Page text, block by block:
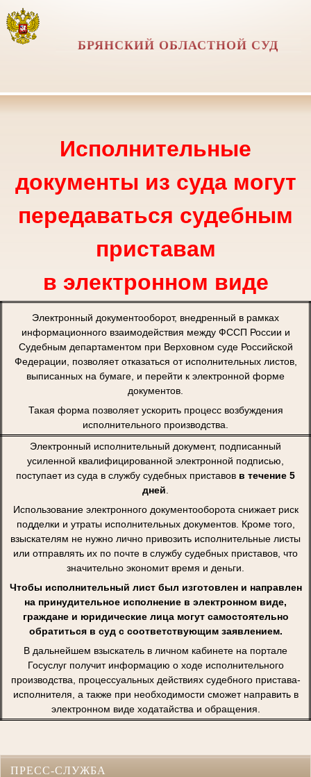
БРЯНСКИЙ ОБЛАСТНОЙ СУД
Исполнительные
документы из суда могут
передаваться судебным
приставам
в электронном виде
Электронный документооборот, внедренный в рамках
информационного взаимодействия между ФССП России и
Судебным департаментом при Верховном суде Российской
Федерации, позволяет отказаться от исполнительных листов,
выписанных на бумаге, и перейти к электронной форме
документов.
Такая форма позволяет ускорить процесс возбуждения
исполнительного производства.
Электронный исполнительный документ, подписанный
усиленной квалифицированной электронной подписью,
поступает из суда в службу судебных приставов в течение 5
дней
Использование электронного документооборота снижает риск
подделки и утраты исполнительных документов. Кроме того,
взыскателям не нужно лично привозить исполнительные листы
или отправлять их по почте в службу судебных приставов, что
значительно экономит время и деньги.
Чтобы исполнительный лист был изготовлен и направлен
на принудительное исполнение в электронном виде,
граждане и юридические лица могут самостоятельно
обратиться в суд с соответствующим заявлением.
В дальнейшем взыскатель в личном кабинете на портале
Госуслуг получит информацию о ходе исполнительного
производства, процессуальных действиях судебного пристава-
исполнителя, а также при необходимости сможет направить в
электронном виде ходатайства и обращения.
ПРЕСС-СЛУЖБА